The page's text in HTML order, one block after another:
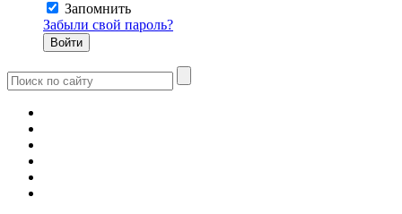
Запомнить
Забыли свой пароль?